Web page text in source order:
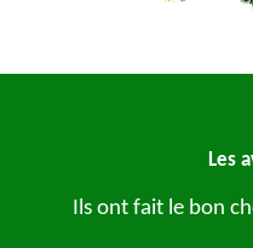
Les
Ils ont fait le bon